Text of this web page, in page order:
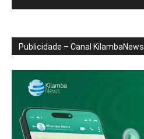
Publicidade – Canal KilambaNews